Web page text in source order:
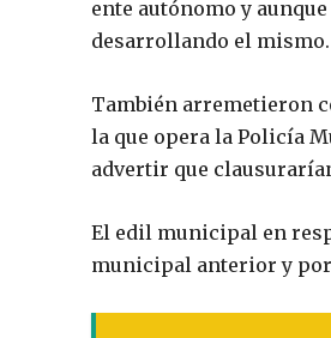
ente autónomo y
desarrollando el mismo.
También arremetieron
la que opera la Policía
advertir que
El edil municipal en
municipal anterior y